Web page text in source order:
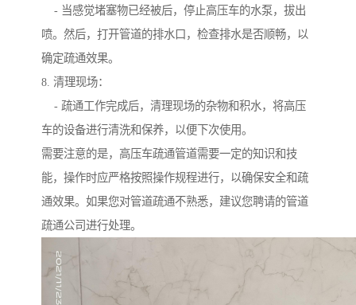
- 当感觉堵塞物已经被后，停止高压车的水泵，拔出
喷。然后，打开管道的排水口，检查排水是否顺畅，以
确定疏通效果。
8. 清理现场：
- 疏通工作完成后，清理现场的杂物和积水，将高压
车的设备进行清洗和保养，以便下次使用。
需要注意的是，高压车疏通管道需要一定的知识和技
能，操作时应严格按照操作规程进行，以确保安全和疏
通效果。如果您对管道疏通不熟悉，建议您聘请的管道
疏通公司进行处理。